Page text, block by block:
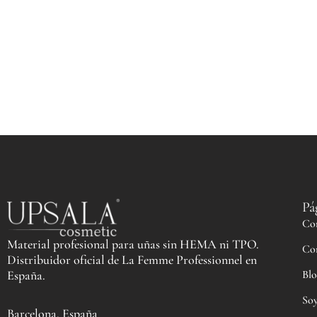
Material profesional para uñas sin HEMA ni TPO.
Distribuidor oficial de La Femme Professionnel en
España.
Barcelona, España